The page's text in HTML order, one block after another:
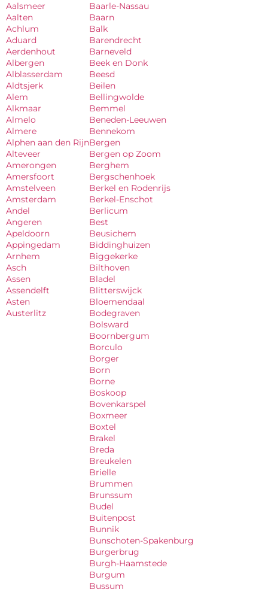
Aalsmeer
Aalten
Achlum
Aduard
Aerdenhout
Albergen
Alblasserdam
Aldtsjerk
Alem
Alkmaar
Almelo
Almere
Alphen aan den Rijn
Alteveer
Amerongen
Amersfoort
Amstelveen
Amsterdam
Andel
Angeren
Apeldoorn
Appingedam
Arnhem
Asch
Assen
Assendelft
Asten
Austerlitz
Baarle-Nassau
Baarn
Balk
Barendrecht
Barneveld
Beek en Donk
Beesd
Beilen
Bellingwolde
Bemmel
Beneden-Leeuwen
Bennekom
Bergen
Bergen op Zoom
Berghem
Bergschenhoek
Berkel en Rodenrijs
Berkel-Enschot
Berlicum
Best
Beusichem
Biddinghuizen
Biggekerke
Bilthoven
Bladel
Blitterswijck
Bloemendaal
Bodegraven
Bolsward
Boornbergum
Borculo
Borger
Born
Borne
Boskoop
Bovenkarspel
Boxmeer
Boxtel
Brakel
Breda
Breukelen
Brielle
Brummen
Brunssum
Budel
Buitenpost
Bunnik
Bunschoten-Spakenburg
Burgerbrug
Burgh-Haamstede
Burgum
Bussum